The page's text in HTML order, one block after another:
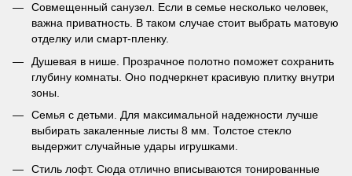
Совмещенный санузел. Если в семье несколько человек,
важна приватность. В таком случае стоит выбрать матовую
отделку или смарт-пленку.
Душевая в нише. Прозрачное полотно поможет сохранить
глубину комнаты. Оно подчеркнет красивую плитку внутри
зоны.
Семья с детьми. Для максимальной надежности лучше
выбирать закаленные листы 8 мм. Толстое стекло
выдержит случайные удары игрушками.
Стиль лофт. Сюда отлично вписываются тонированные